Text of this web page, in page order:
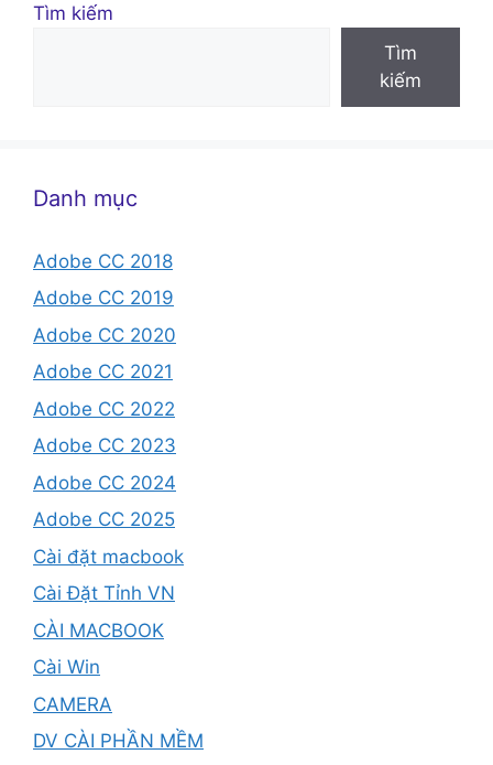
Tìm kiếm
Tìm
kiếm
Danh mục
Adobe CC 2018
Adobe CC 2019
Adobe CC 2020
Adobe CC 2021
Adobe CC 2022
Adobe CC 2023
Adobe CC 2024
Adobe CC 2025
Cài đặt macbook
Cài Đặt Tỉnh VN
CÀI MACBOOK
Cài Win
CAMERA
DV CÀI PHẦN MỀM